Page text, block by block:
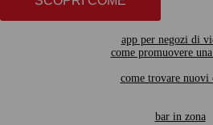
app per negozi di
come promuovere
come trovare nuovi
bar in zona